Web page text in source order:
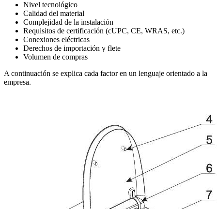
Nivel tecnológico
Calidad del material
Complejidad de la instalación
Requisitos de certificación (cUPC, CE, WRAS, etc.)
Conexiones eléctricas
Derechos de importación y flete
Volumen de compras
A continuación se explica cada factor en un lenguaje orientado a la
empresa.